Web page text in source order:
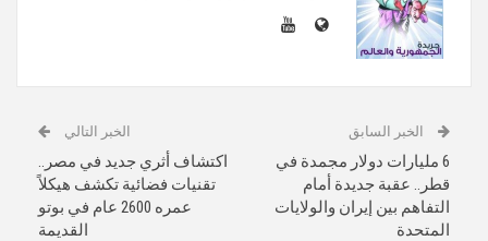
الخبر السابق
6 مليارات دولار مجمدة في
قطر.. عقبة جديدة أمام
التفاهم بين إيران والولايات
المتحدة
الخبر التالي
اكتشاف أثري جديد في مصر..
تقنيات فضائية تكشف هيكلاً
عمره 2600 عام في بوتو
القديمة